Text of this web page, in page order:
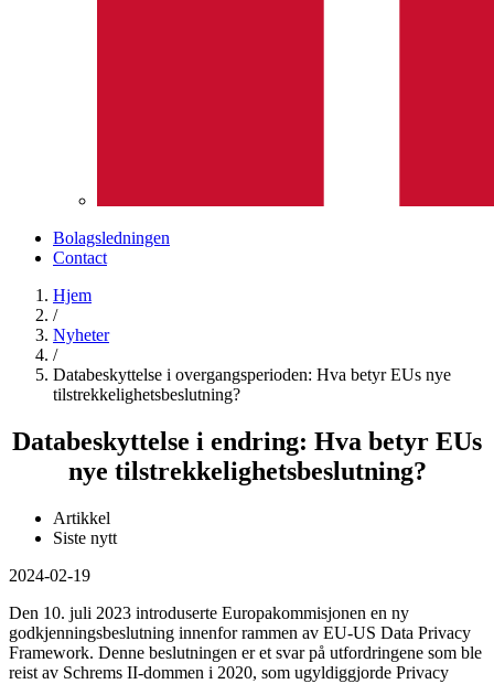
Bolagsledningen
Contact
Hjem
/
Nyheter
/
Databeskyttelse i overgangsperioden: Hva betyr EUs nye
tilstrekkelighetsbeslutning?
Databeskyttelse i endring: Hva betyr EUs
nye tilstrekkelighetsbeslutning?
Artikkel
Siste nytt
2024-02-19
Den 10. juli 2023 introduserte Europakommisjonen en ny
godkjenningsbeslutning innenfor rammen av EU-US Data Privacy
Framework. Denne beslutningen er et svar på utfordringene som ble
reist av Schrems II-dommen i 2020, som ugyldiggjorde Privacy